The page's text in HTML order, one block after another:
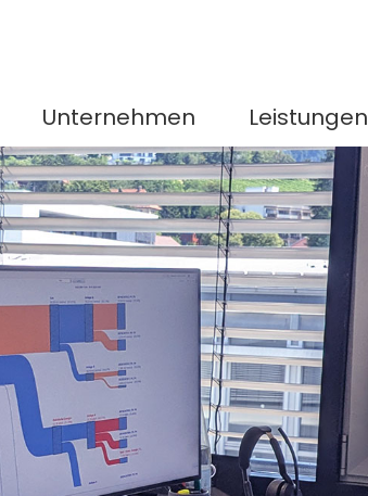
Unternehmen Leistungen